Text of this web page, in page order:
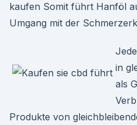
kaufen Somit führt Hanföl
Umgang mit der
in
als
Produkte von